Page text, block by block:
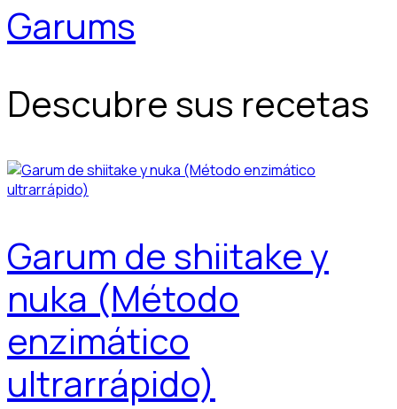
Garums
Descubre sus recetas
Garum de shiitake y
nuka (Método
enzimático
ultrarrápido)